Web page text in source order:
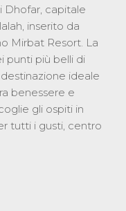
Dhofar, capitale
inserito da
Mirbat Resort. La
punti più belli di
ideale
benessere e
gli ospiti in
tutti i gusti, centro